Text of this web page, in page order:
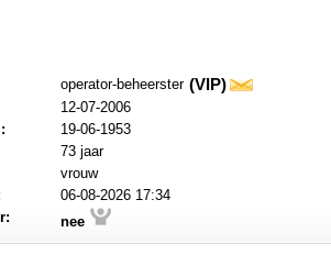
operator-beheerster (VIP)
12-07-2006
19-06-1953
73 jaar
vrouw
06-08-2026 17:34
nee